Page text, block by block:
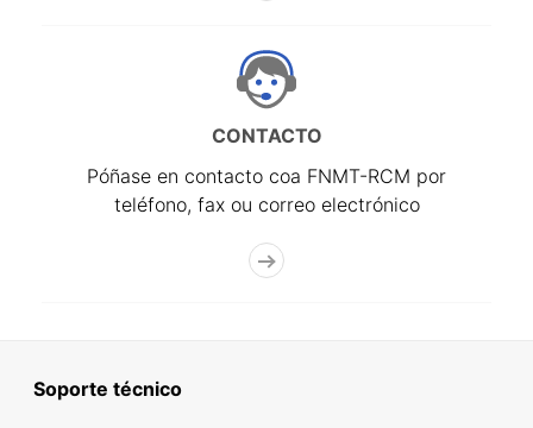
CONTACTO
Póñase en contacto coa FNMT-RCM por
teléfono, fax ou correo electrónico
Soporte técnico